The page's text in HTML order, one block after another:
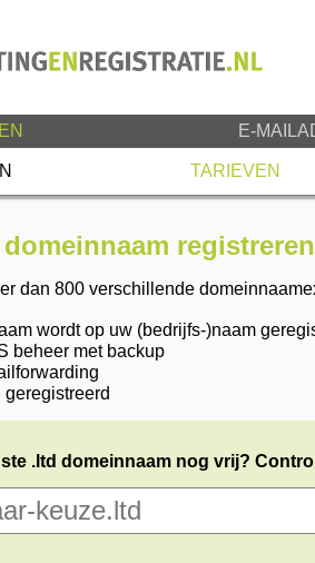
E-
TARIEVEN
domeinnaam registreren
dan 800 verschillende
wordt op uw (bedrijfs-)naam
beheer met backup
geregistreerd
.ltd domeinnaam nog vrij?